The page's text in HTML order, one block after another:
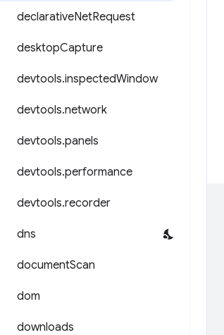
declarativeNetRequest
desktopCapture
devtools.inspectedWindow
devtools.network
devtools.panels
devtools.performance
devtools.recorder
dns
documentScan
dom
downloads